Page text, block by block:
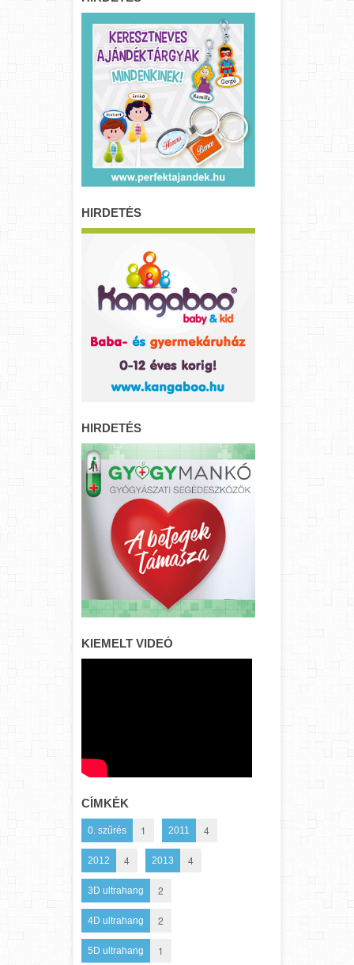
HIRDETÉS
HIRDETÉS
KIEMELT VIDEÓ
CÍMKÉK
0. szűrés 1 2011 4
2012 4 2013 4
3D ultrahang 2
4D ultrahang 2
5D ultrahang 1